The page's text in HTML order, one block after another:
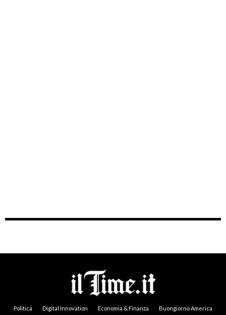
Politica Digital Innovation Economia & Finanza Buongiorno America